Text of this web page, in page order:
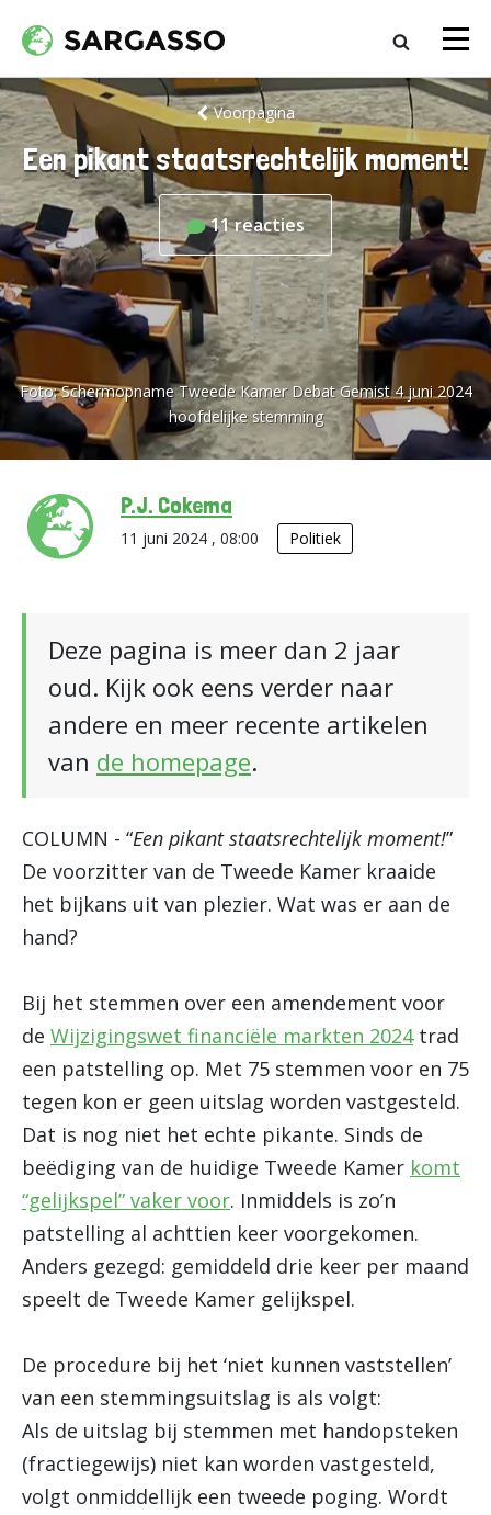
Voorpagina
Een pikant staatsrechtelijk moment!
11reacties
Foto:Schermopname Tweede Kamer Debat Gemist 4 juni 2024
hoofdelijke stemming
P.J. Cokema
11 juni 2024 , 08:00 Politiek
Deze pagina is meer dan 2 jaar
oud. Kijk ook eens verder naar
andere en meer recente artikelen
van de homepage.
COLUMN - “Een pikant staatsrechtelijk moment!”
De voorzitter van de Tweede Kamer kraaide
het bijkans uit van plezier. Wat was er aan de
hand?
Bij het stemmen over een amendement voor
de Wijzigingswet financiële markten 2024trad
een patstelling op. Met 75 stemmen voor en 75
tegen kon er geen uitslag worden vastgesteld.
Dat is nog niet het echte pikante. Sinds de
beëdiging van de huidige Tweede Kamer komt
“gelijkspel” vaker voor. Inmiddels is zo’n
patstelling al achttien keer voorgekomen.
Anders gezegd: gemiddeld drie keer per maand
speelt de Tweede Kamer gelijkspel.
De procedure bij het ‘niet kunnen vaststellen’
van een stemmingsuitslag is als volgt:
Als de uitslag bij stemmen met handopsteken
(fractiegewijs) niet kan worden vastgesteld,
volgt onmiddellijk een tweede poging. Wordt